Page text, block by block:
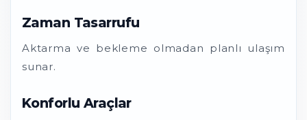
Zaman Tasarrufu
Aktarma ve bekleme olmadan planlı ulaşım
sunar.
Konforlu Araçlar